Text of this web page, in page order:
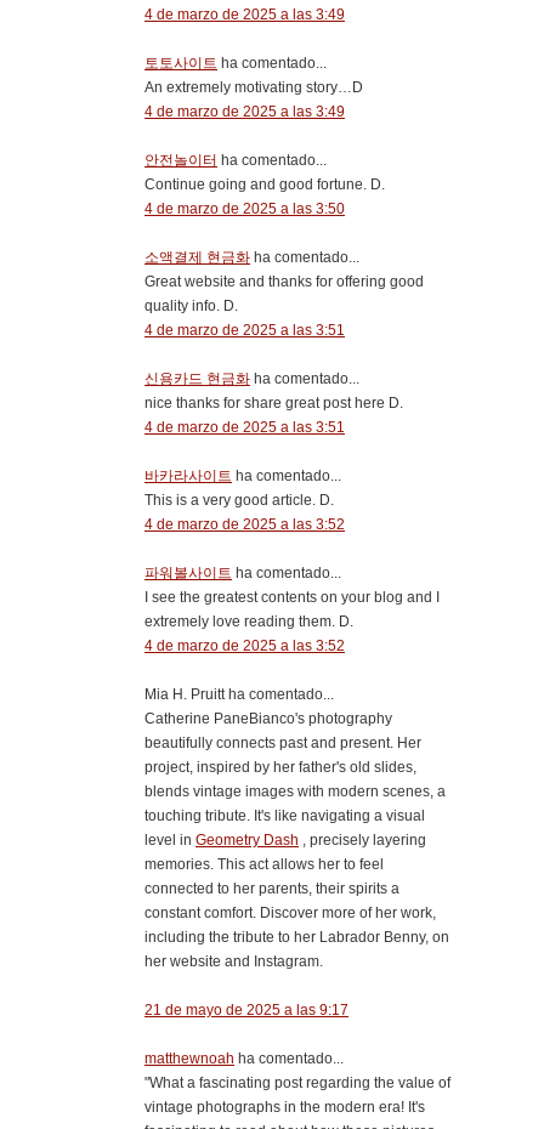
4 de marzo de 2025 a las 3:49
토토사이트 ha comentado...
An extremely motivating story…D
4 de marzo de 2025 a las 3:49
안전놀이터 ha comentado...
Continue going and good fortune. D.
4 de marzo de 2025 a las 3:50
소액결제 현금화 ha comentado...
Great website and thanks for offering good
quality info. D.
4 de marzo de 2025 a las 3:51
신용카드 현금화 ha comentado...
nice thanks for share great post here D.
4 de marzo de 2025 a las 3:51
바카라사이트 ha comentado...
This is a very good article. D.
4 de marzo de 2025 a las 3:52
파워볼사이트 ha comentado...
I see the greatest contents on your blog and I
extremely love reading them. D.
4 de marzo de 2025 a las 3:52
Mia H. Pruitt ha comentado...
Catherine PaneBianco's photography
beautifully connects past and present. Her
project, inspired by her father's old slides,
blends vintage images with modern scenes, a
touching tribute. It's like navigating a visual
level in Geometry Dash , precisely layering
memories. This act allows her to feel
connected to her parents, their spirits a
constant comfort. Discover more of her work,
including the tribute to her Labrador Benny, on
her website and Instagram.
21 de mayo de 2025 a las 9:17
matthewnoah ha comentado...
"What a fascinating post regarding the value of
vintage photographs in the modern era! It's